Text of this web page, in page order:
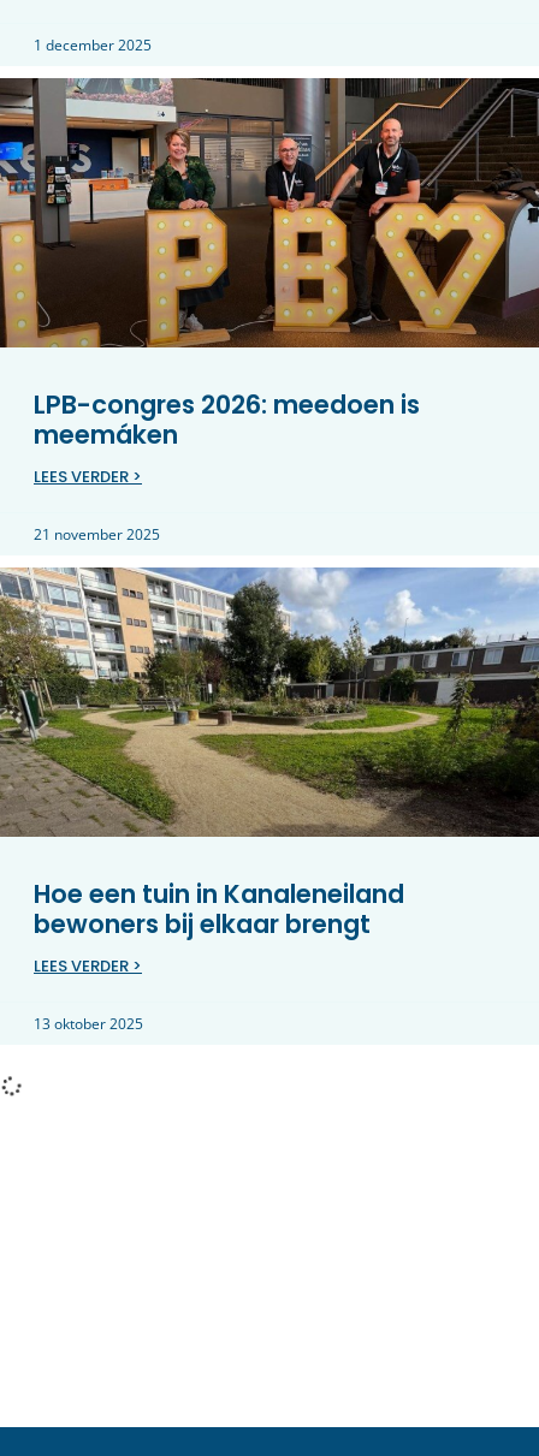
1 december 2025
LPB-congres 2026: meedoen is
meemáken
LEES VERDER >
21 november 2025
Hoe een tuin in Kanaleneiland
bewoners bij elkaar brengt
LEES VERDER >
13 oktober 2025